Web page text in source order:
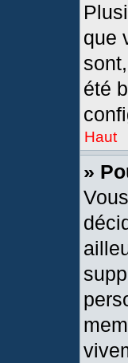
que
été
Haut
»